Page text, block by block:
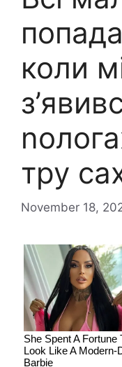
коли
тру
November 18,